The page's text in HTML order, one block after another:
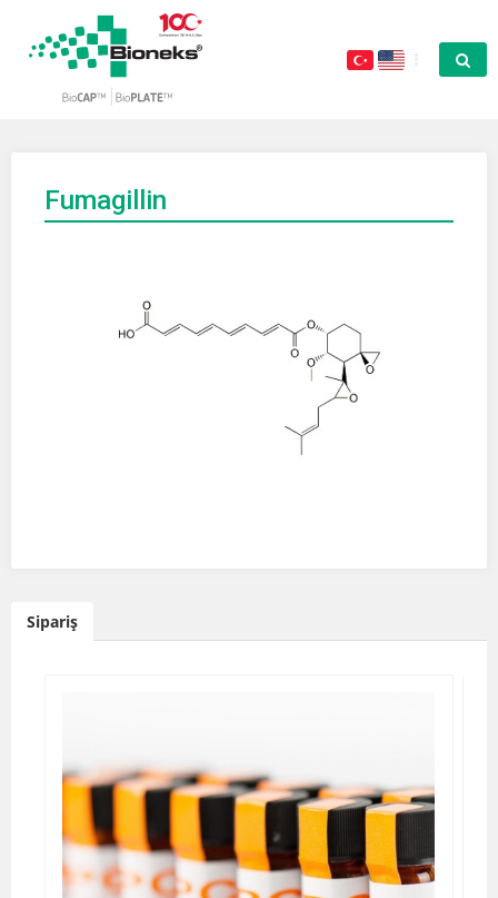
Fumagillin
Sipariş